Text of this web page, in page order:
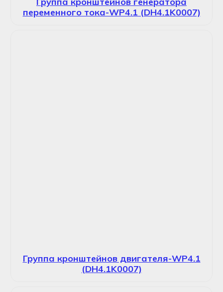
переменного тока-WP4.1 (DH4.1K0007)
Группа кронштейнов двигателя-WP4.1
(DH4.1K0007)